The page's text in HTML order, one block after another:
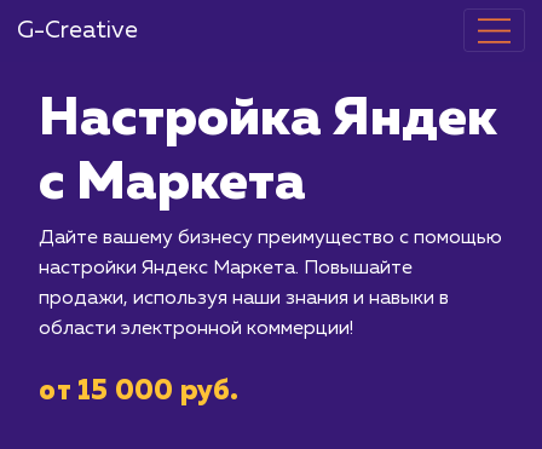
G-Creative
Настройка
с Маркета
Дайте вашему бизнесу
настройки Яндекс Маркета.
продажи, используя наши знания и